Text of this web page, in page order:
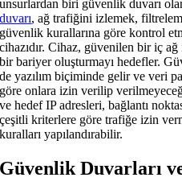
unsurlardan biri güvenlik duvarı
duvarı, ağ trafiğini izlemek,
güvenlik kurallarına göre kontrol
cihazıdır. Cihaz, güvenilen bir iç
bir bariyer oluşturmayı hedefler.
de yazılım biçiminde gelir ve veri
göre onlara izin verilip
ve hedef IP adresleri, bağlantı
çeşitli kriterlere göre trafiğe izin
kuralları yapılandırabilir.
Güvenlik Duvarları